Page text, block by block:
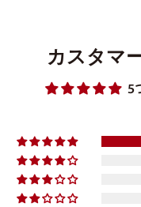
カスタマ
5